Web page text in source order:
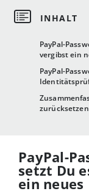
PayPal-
vergibst ein
PayPal-
zurücksetzen
PayPal-
setzt Du
ein neues